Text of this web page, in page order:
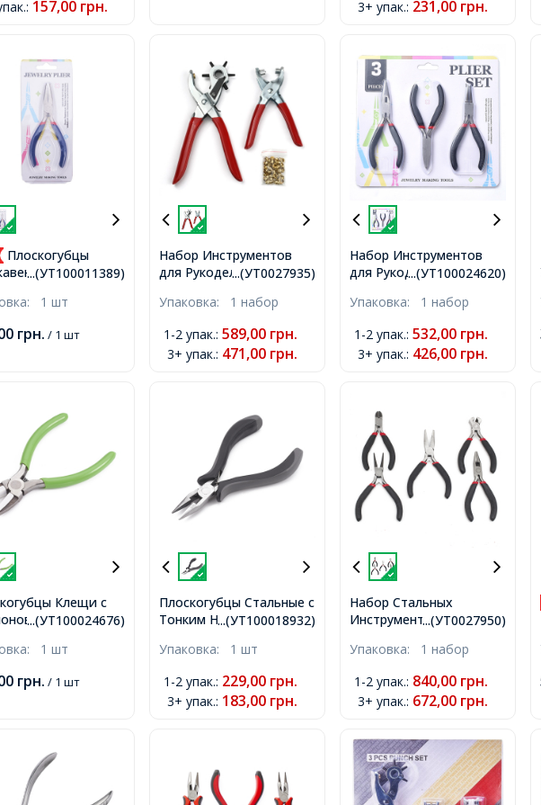
: 157,00 грн. 3+ упак.: 231,00 грн.
...(УТ100011389)
Плоскогубцы
Сталь,
и
1 шт
грн. / 1 шт
...(УТ0027935)
Набор Инструментов
для Рукоделия,
Углеродистая Сталь,
для Отверстий и для
Заклепок, Красный,
Упаковка: 1 набор
1-2 упак.: 589,00 грн.
3+ упак.: 471,00 грн.
...(УТ100024620)
Набор Инструментов
для Рукоделия и
Закаленной
Бокорезы, Круглогубцы,
Кусачки Торцевые,
Упаковка: 1 набор
1-2 упак.: 532,00 грн.
3+ упак.: 426,00 грн.
...(УТ100024676)
Клещи с
и Бижутерии,
1 шт
грн. / 1 шт
...(УТ100018932)
Плоскогубцы Стальные с
Тонким Носиком,
Рукоделия и Бижутерии,
Упаковка: 1 шт
1-2 упак.: 229,00 грн.
3+ упак.: 183,00 грн.
...(УТ0027950)
Набор Стальных
Инструментов для
в Блистере,
Бокорезы, Кусачки
Торцевые, Плоскогубцы
Черный, 285мм, 6шт/
упак,
Упаковка: 1 набор
1-2 упак.: 840,00 грн.
3+ упак.: 672,00 грн.